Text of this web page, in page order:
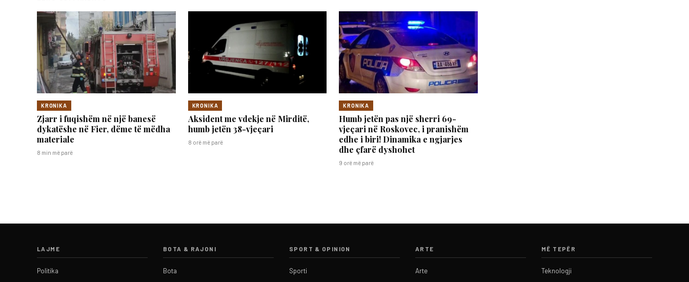
KRONIKA
Zjarr i fuqishëm në një banesë
dykatëshe në Fier, dëme të mëdha
materiale
8 min më parë
KRONIKA
Aksident me vdekje në Mirditë,
humb jetën 38-vjeçari
8 orë më parë
KRONIKA
Humb jetën pas një sherri 69-
vjeçari në Roskovec, i pranishëm
edhe i biri! Dinamika e ngjarjes
dhe çfarë dyshohet
9 orë më parë
LAJME
Politika
BOTA & RAJONI
Bota
SPORT & OPINION
Sporti
ARTE
Arte
MË TEPËR
Teknologji